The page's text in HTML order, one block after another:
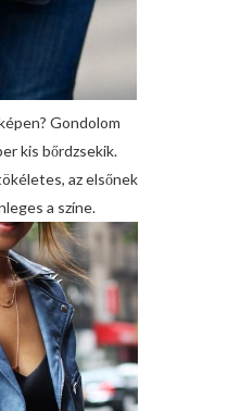
Gondolom
kis bőrdzsekik.
az elsőnek
a színe.